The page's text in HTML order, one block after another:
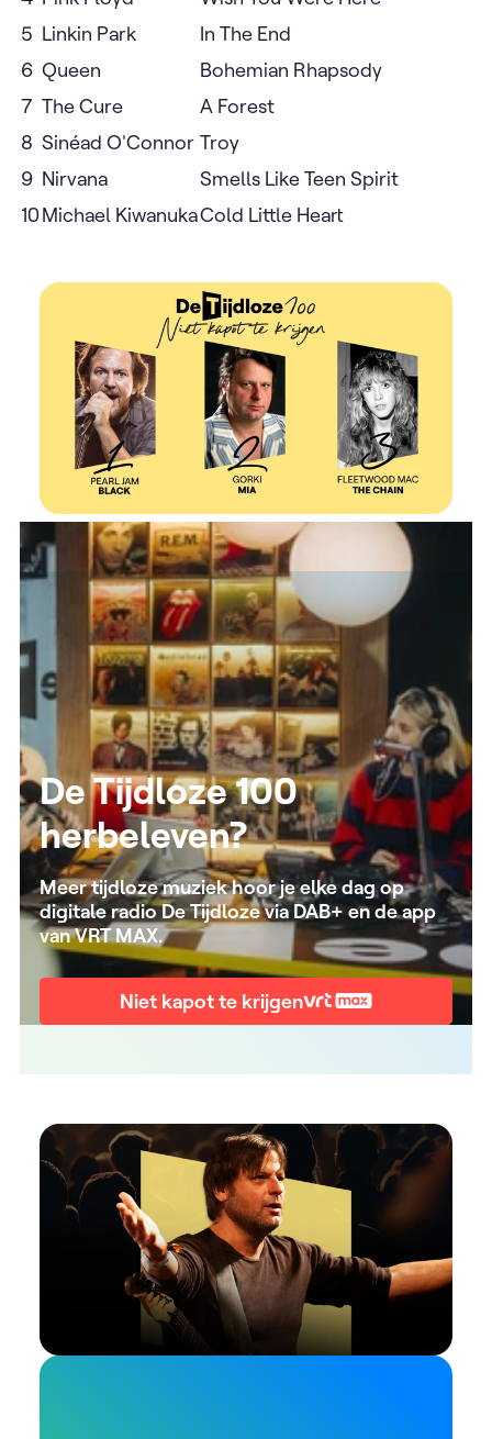
5 Linkin Park
In The End
6 Queen
Bohemian Rhapsody
7 The Cure
A Forest
8 Sinéad O'Connor Troy
9 Nirvana
Smells Like Teen Spirit
10Michael KiwanukaCold Little Heart
De Tijdloze 100
herbeleven?
Meer tijdloze muziek hoor je elke dag op
digitale radio De Tijdloze via DAB+ en de app
van VRT MAX.
Niet kapot te krijgen